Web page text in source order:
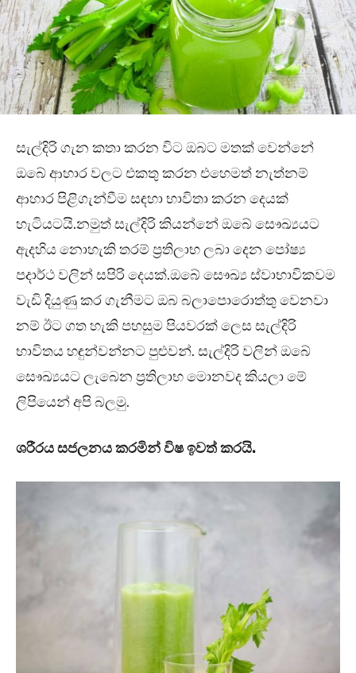
සැල්දිරි ගැන කතා කරන විට ඔබට මතක් වෙන්නේ
ඔබේ ආහාර වලට එකතු කරන එහෙමත් නැත්නම්
ආහාර පිළිගැන්වීම සඳහා භාවිතා කරන දෙයක්
හැටියටයි.නමුත් සැල්දිරි කියන්නේ ඔබේ සෞඛ්‍යයට
ඇදහිය නොහැකි තරම් ප්‍රතිලාභ ලබා දෙන පෝෂ්‍ය
පදාර්ථ වලින් සපිරි දෙයක්.ඔබේ සෞඛ්‍ය ස්වාභාවිකවම
වැඩි දියුණු කර ගැනීමට ඔබ බලාපොරොත්තු වෙනවා
නම් ඊට ගත හැකි පහසුම පියවරක් ලෙස සැල්දිරි
භාවිතය හඳුන්වන්නට පුළුවන්. සැල්දිරි වලින් ඔබේ
සෞඛ්‍යයට ලැබෙන ප්‍රතිලාභ මොනවද කියලා මේ
ලිපියෙන් අපි බලමු.
ශරීරය සජලනය කරමින් විෂ ඉවත් කරයි.